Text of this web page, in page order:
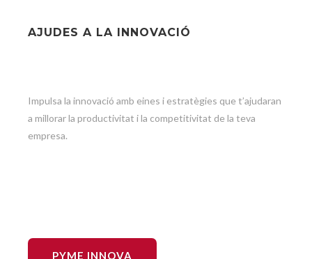
AJUDES A LA INNOVACIÓ
Impulsa la innovació amb eines i estratègies que t’ajudaran
a millorar la productivitat i la competitivitat de la teva
empresa.
PYME INNOVA